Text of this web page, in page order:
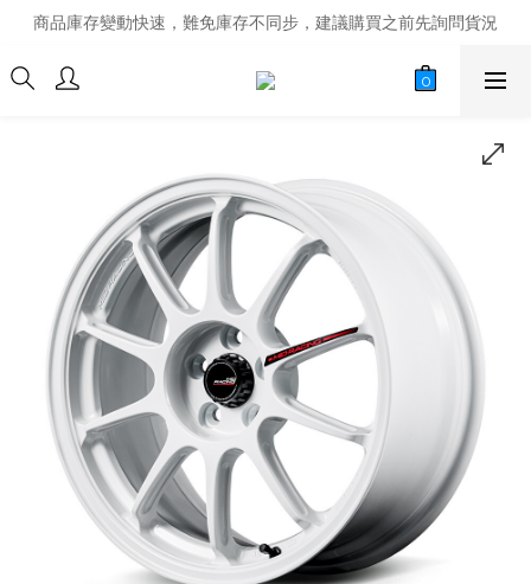
商品庫存變動快速，難免庫存不同步，建議購買之前先詢問貨況
商品庫存變動快速，難免庫存不同步，建議購買之前先詢問貨況
經營超過20年的改裝老字號，安全有保障